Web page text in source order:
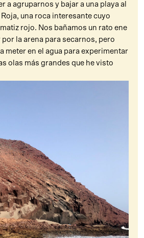
a agruparnos y bajar a una playa al
una roca interesante cuyo
rojo. Nos bañamos un rato ene
por la arena para secarnos, pero
meter en el agua para experimentar
olas más grandes que he visto